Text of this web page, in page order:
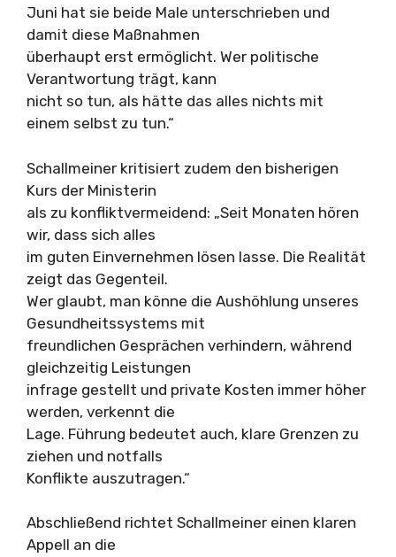
Juni hat sie beide Male unterschrieben und
damit diese Maßnahmen
überhaupt erst ermöglicht. Wer politische
Verantwortung trägt, kann
nicht so tun, als hätte das alles nichts mit
einem selbst zu tun.“
Schallmeiner kritisiert zudem den bisherigen
Kurs der Ministerin
als zu konfliktvermeidend: „Seit Monaten hören
wir, dass sich alles
im guten Einvernehmen lösen lasse. Die Realität
zeigt das Gegenteil.
Wer glaubt, man könne die Aushöhlung unseres
Gesundheitssystems mit
freundlichen Gesprächen verhindern, während
gleichzeitig Leistungen
infrage gestellt und private Kosten immer höher
werden, verkennt die
Lage. Führung bedeutet auch, klare Grenzen zu
ziehen und notfalls
Konflikte auszutragen.“
Abschließend richtet Schallmeiner einen klaren
Appell an die